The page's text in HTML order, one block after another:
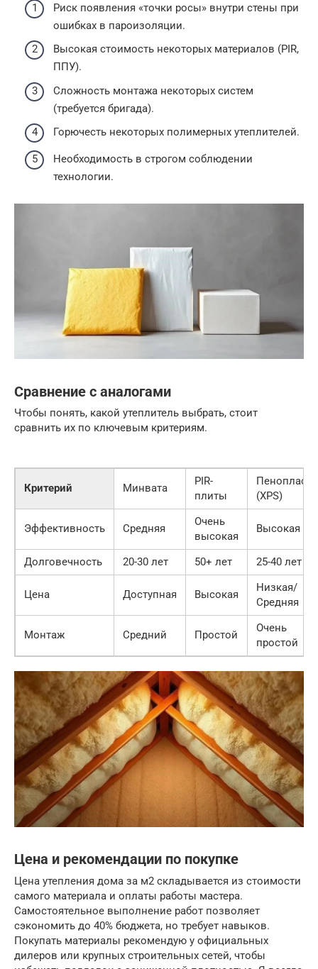
Риск появления «точки росы» внутри стены при
ошибках в пароизоляции.
Высокая стоимость некоторых материалов (PIR,
ППУ).
Сложность монтажа некоторых систем
(требуется бригада).
Горючесть некоторых полимерных утеплителей.
Необходимость в строгом соблюдении
технологии.
Сравнение с аналогами
Чтобы понять, какой утеплитель выбрать, стоит
сравнить их по ключевым критериям.
Критерий Минвата
PIR-
плиты
Пенопласт
(XPS)
Эффективность Средняя
Очень
высокая
Высокая
Долговечность 20-30 лет 50+ лет 25-40 лет
Цена Доступная Высокая
Низкая/
Средняя
Монтаж Средний Простой
Очень
простой
Цена и рекомендации по покупке
Цена утепления дома за м2 складывается из стоимости
самого материала и оплаты работы мастера.
Самостоятельное выполнение работ позволяет
сэкономить до 40% бюджета, но требует навыков.
Покупать материалы рекомендую у официальных
дилеров или крупных строительных сетей, чтобы